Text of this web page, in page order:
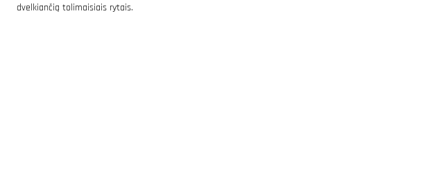
dvelkiančią tolimaisiais rytais.